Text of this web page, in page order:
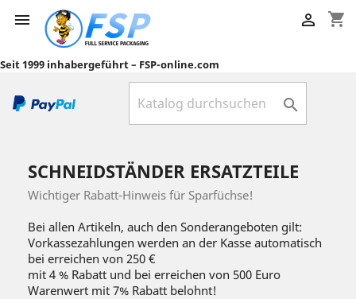
 shopping_cart

Seit 1999 inhabergeführt – FSP-online.com

SCHNEIDSTÄNDER ERSATZTEILE
Wichtiger Rabatt-Hinweis für Sparfüchse!
Bei allen Artikeln, auch den Sonderangeboten gilt:
Vorkassezahlungen werden an der Kasse automatisch
bei erreichen von 250 €
mit 4 % Rabatt und bei erreichen von 500 Euro
Warenwert mit 7% Rabatt belohnt!